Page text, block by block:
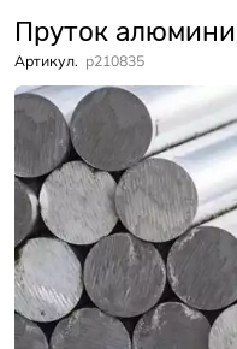
Пруток
Артикул. p210835